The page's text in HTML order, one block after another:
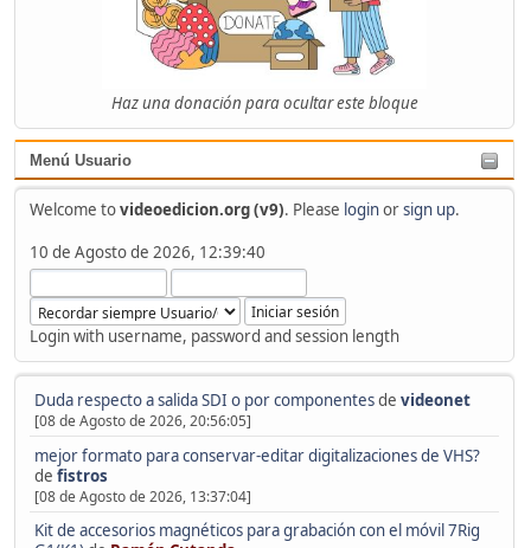
Haz una donación para ocultar este bloque
Menú Usuario
Welcome tovideoedicion.org (v9). Please loginorsign up.
10 de Agosto de 2026, 12:39:40
Login with username, password and session length
Duda respecto a salida SDI o por componentesde videonet
[08 de Agosto de 2026, 20:56:05]
mejor formato para conservar-editar digitalizaciones de VHS?
de fistros
[08 de Agosto de 2026, 13:37:04]
Kit de accesorios magnéticos para grabación con el móvil 7Rig